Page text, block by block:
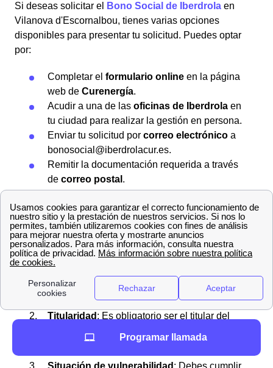
Si deseas solicitar el
Bono Social de Iberdrola en
Vilanova d'Escornalbou, tienes varias opciones
disponibles para presentar tu solicitud. Puedes optar
por:
Completar el formulario online en la página
web de Curenergía.
Acudir a una de las oficinas de Iberdrola en
tu ciudad para realizar la gestión en persona.
Enviar tu solicitud por correo electrónico a
bonosocial@iberdrolacur.es.
Remitir la documentación requerida a través
de correo postal .
Requisitos para ser beneficiario
Para poder recibir esta ayuda en tu factura eléctrica, es
necesario cumplir con los siguientes criterios:
Tarifa PVPC
regulada, denominada
Precio Voluntario
para el Pequeño Consumidor
(PVPC).
Titularidad : Es obligatorio ser el titular del
Programar llamada